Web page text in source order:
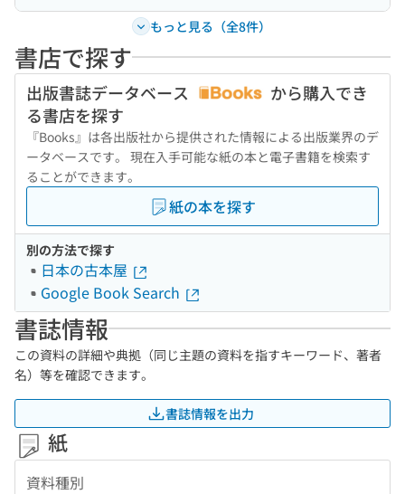
もっと見る（全8件）
書店で探す
出版書誌データベース
から購入でき
る書店を探す
『Books』は各出版社から提供された情報による出版業界のデ
ータベースです。 現在入手可能な紙の本と電子書籍を検索す
ることができます。
紙の本を探す
別の方法で探す
日本の古本屋
Google Book Search
書誌情報
この資料の詳細や典拠（同じ主題の資料を指すキーワード、著者
名）等を確認できます。
書誌情報を出力
紙
資料種別